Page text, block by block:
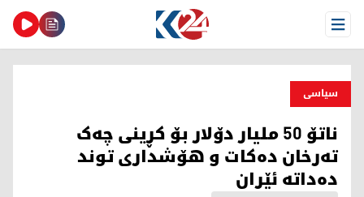
Open Menu
سیاسی
ناتۆ 50 ملیار دۆلار بۆ کڕینی چەک
تەرخان دەکات و هۆشداری توند
دەداتە ئێران